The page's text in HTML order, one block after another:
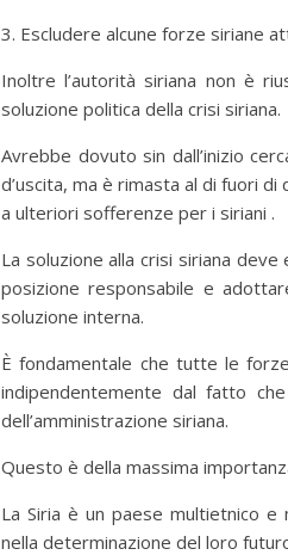
3. Escludere alcune forze siriane
Inoltre l’autorità siriana non è
soluzione politica della crisi siriana.
Avrebbe dovuto sin dall’inizio
d’uscita, ma è rimasta al di fuori
a ulteriori sofferenze per i siriani .
La soluzione alla crisi siriana
posizione responsabile e
soluzione interna.
È fondamentale che tutte le
indipendentemente dal fatto
dell’amministrazione siriana.
Questo è della massima
La Siria è un paese multietnico
nella determinazione del loro